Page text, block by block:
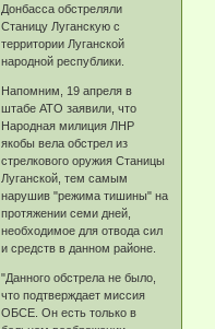
Донбасса обстреляли
Станицу Луганскую с
территории Луганской
народной республики.
Напомним, 19 апреля в
штабе АТО заявили, что
Народная милиция ЛНР
якобы вела обстрел из
стрелкового оружия Станицы
Луганской, тем самым
нарушив "режима тишины" на
протяжении семи дней,
необходимое для отвода сил
и средств в данном районе.
"Данного обстрела не было,
что подтверждает миссия
ОБСЕ. Он есть только в